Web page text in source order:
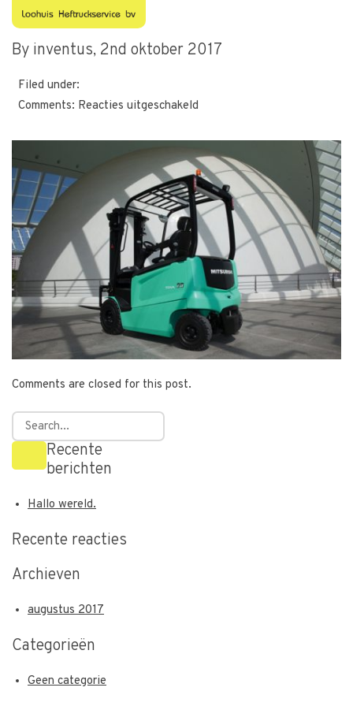
1412002752
By inventus, 2nd oktober 2017
Filed under:
Comments: Reacties uitgeschakeld
Comments are closed for this post.
Recente
berichten
Hallo wereld.
Recente reacties
Archieven
augustus 2017
Categorieën
Geen categorie